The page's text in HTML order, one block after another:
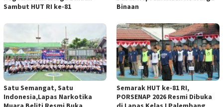
Sambut HUT RI ke-81
Binaan
Satu Semangat, Satu
Indonesia,Lapas Narkotika
Semarak HUT ke-81 RI,
PORSENAP 2026 Resmi Dibuka